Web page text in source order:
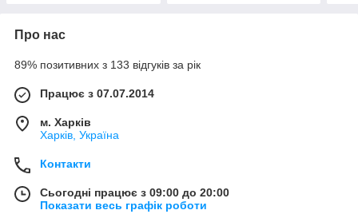
Про нас
89% позитивних з 133 відгуків за рік
Працює з 07.07.2014
м. Харків
Харків, Україна
Контакти
Сьогодні працює з 09:00 до 20:00
Показати весь графік роботи